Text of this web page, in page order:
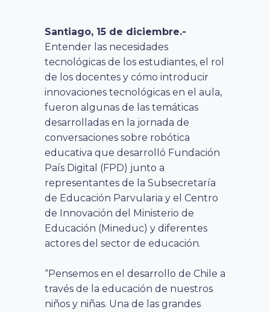
Santiago, 15 de diciembre.-
Entender las necesidades
tecnológicas de los estudiantes, el rol
de los docentes y cómo introducir
innovaciones tecnológicas en el aula,
fueron algunas de las temáticas
desarrolladas en la jornada de
conversaciones sobre robótica
educativa que desarrolló Fundación
País Digital (FPD) junto a
representantes de la Subsecretaría
de Educación Parvularia y el Centro
de Innovación del Ministerio de
Educación (Mineduc) y diferentes
actores del sector de educación.
“Pensemos en el desarrollo de Chile a
través de la educación de nuestros
niños y niñas. Una de las grandes